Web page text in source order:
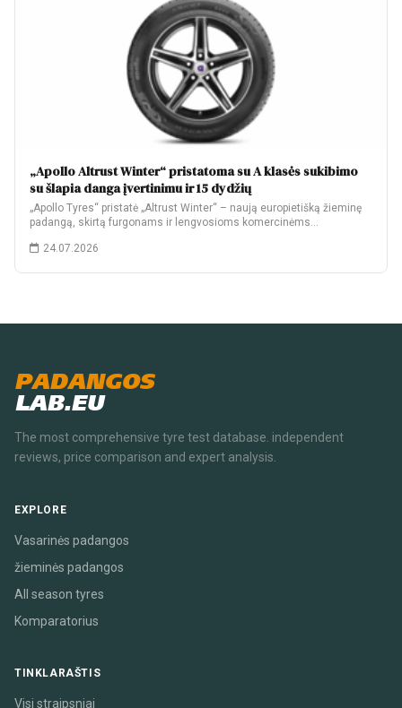
„Apollo Altrust Winter“ pristatoma su A klasės sukibimo
su šlapia danga įvertinimu ir 15 dydžių
„Apollo Tyres“ pristatė „Altrust Winter“ – naują europietišką žieminę
padangą, skirtą furgonams ir lengvosioms komercinėms…
24.07.2026
PADANGOS
LAB.EU
The most comprehensive tyre test database. independent
reviews, price comparison and expert analysis.
EXPLORE
Vasarinės padangos
žieminės padangos
All season tyres
Komparatorius
TINKLARAŠTIS
Visi straipsniai